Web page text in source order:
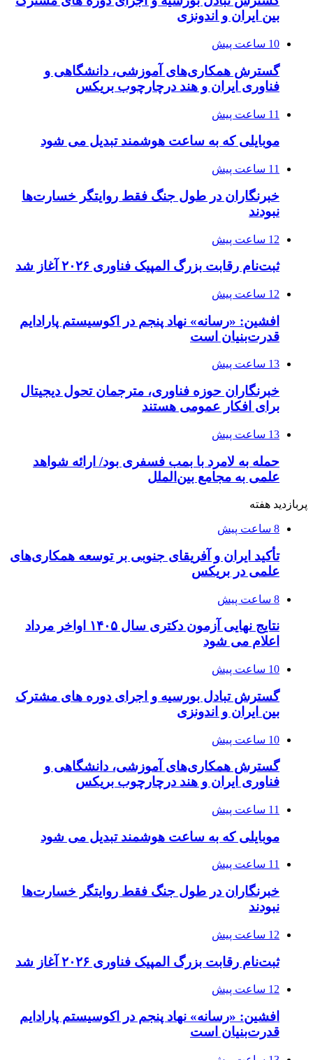
بین ایران و اندونزی
10 ساعت پیش
گسترش همکاری‌های آموزشی، دانشگاهی و
فناوری ایران و هند درچارچوب بریکس
11 ساعت پیش
موبایلی که به ساعت هوشمند تبدیل می شود
11 ساعت پیش
خبرنگاران در طول جنگ فقط روایتگر خسارت‌ها
نبودند
12 ساعت پیش
ثبت‌نام رقابت بزرگ المپیک فناوری ۲۰۲۶ آغاز شد
12 ساعت پیش
افشین: «رسانه» نهاد پنجم در اکوسیستم پارادایم
قدرت‌بنیان است
13 ساعت پیش
خبرنگاران حوزه فناوری، مترجمان تحول دیجیتال
برای افکار عمومی هستند
13 ساعت پیش
حمله به لامرد با بمب فسفری بود/ ارائه شواهد
علمی به مجامع بین‌الملل
پربازدید هفته
8 ساعت پیش
تأکید ایران و آفریقای جنوبی بر توسعه همکاری‌های
علمی در بریکس
8 ساعت پیش
نتایج نهایی آزمون دکتری سال ۱۴۰۵ اواخر مرداد
اعلام می شود
10 ساعت پیش
گسترش تبادل بورسیه و اجرای دوره های مشترک
بین ایران و اندونزی
10 ساعت پیش
گسترش همکاری‌های آموزشی، دانشگاهی و
فناوری ایران و هند درچارچوب بریکس
11 ساعت پیش
موبایلی که به ساعت هوشمند تبدیل می شود
11 ساعت پیش
خبرنگاران در طول جنگ فقط روایتگر خسارت‌ها
نبودند
12 ساعت پیش
ثبت‌نام رقابت بزرگ المپیک فناوری ۲۰۲۶ آغاز شد
12 ساعت پیش
افشین: «رسانه» نهاد پنجم در اکوسیستم پارادایم
قدرت‌بنیان است